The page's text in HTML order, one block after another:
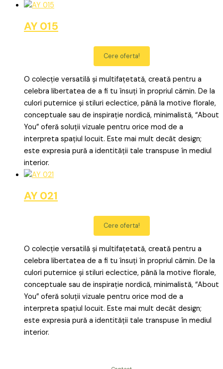
AY 015
Cere oferta!
O colecție versatilă și multifațetată, creată pentru a
celebra libertatea de a fi tu însuți în propriul cămin. De la
culori puternice și stiluri eclectice, până la motive florale,
conceptuale sau de inspirație nordică, minimalistă, “About
You” oferă soluții vizuale pentru orice mod de a
interpreta spațiul locuit. Este mai mult decât design;
este expresia pură a identității tale transpuse în mediul
interior.
AY 021
Cere oferta!
O colecție versatilă și multifațetată, creată pentru a
celebra libertatea de a fi tu însuți în propriul cămin. De la
culori puternice și stiluri eclectice, până la motive florale,
conceptuale sau de inspirație nordică, minimalistă, “About
You” oferă soluții vizuale pentru orice mod de a
interpreta spațiul locuit. Este mai mult decât design;
este expresia pură a identității tale transpuse în mediul
interior.